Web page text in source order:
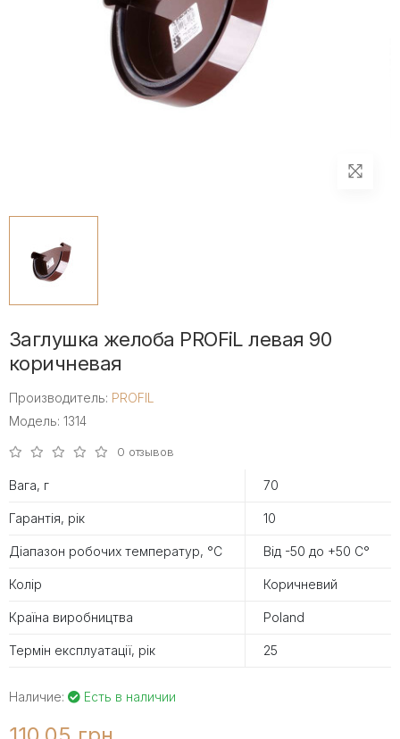
Заглушка желоба PROFiL левая 90
коричневая
Производитель: PROFIL
Модель: 1314
0 отзывов
Вага, г 70
Гарантія, рік 10
Діапазон робочих температур, °С Від -50 до +50 С°
Колір Коричневий
Країна виробництва Poland
Термін експлуатації, рік 25
Наличие: Есть в наличии